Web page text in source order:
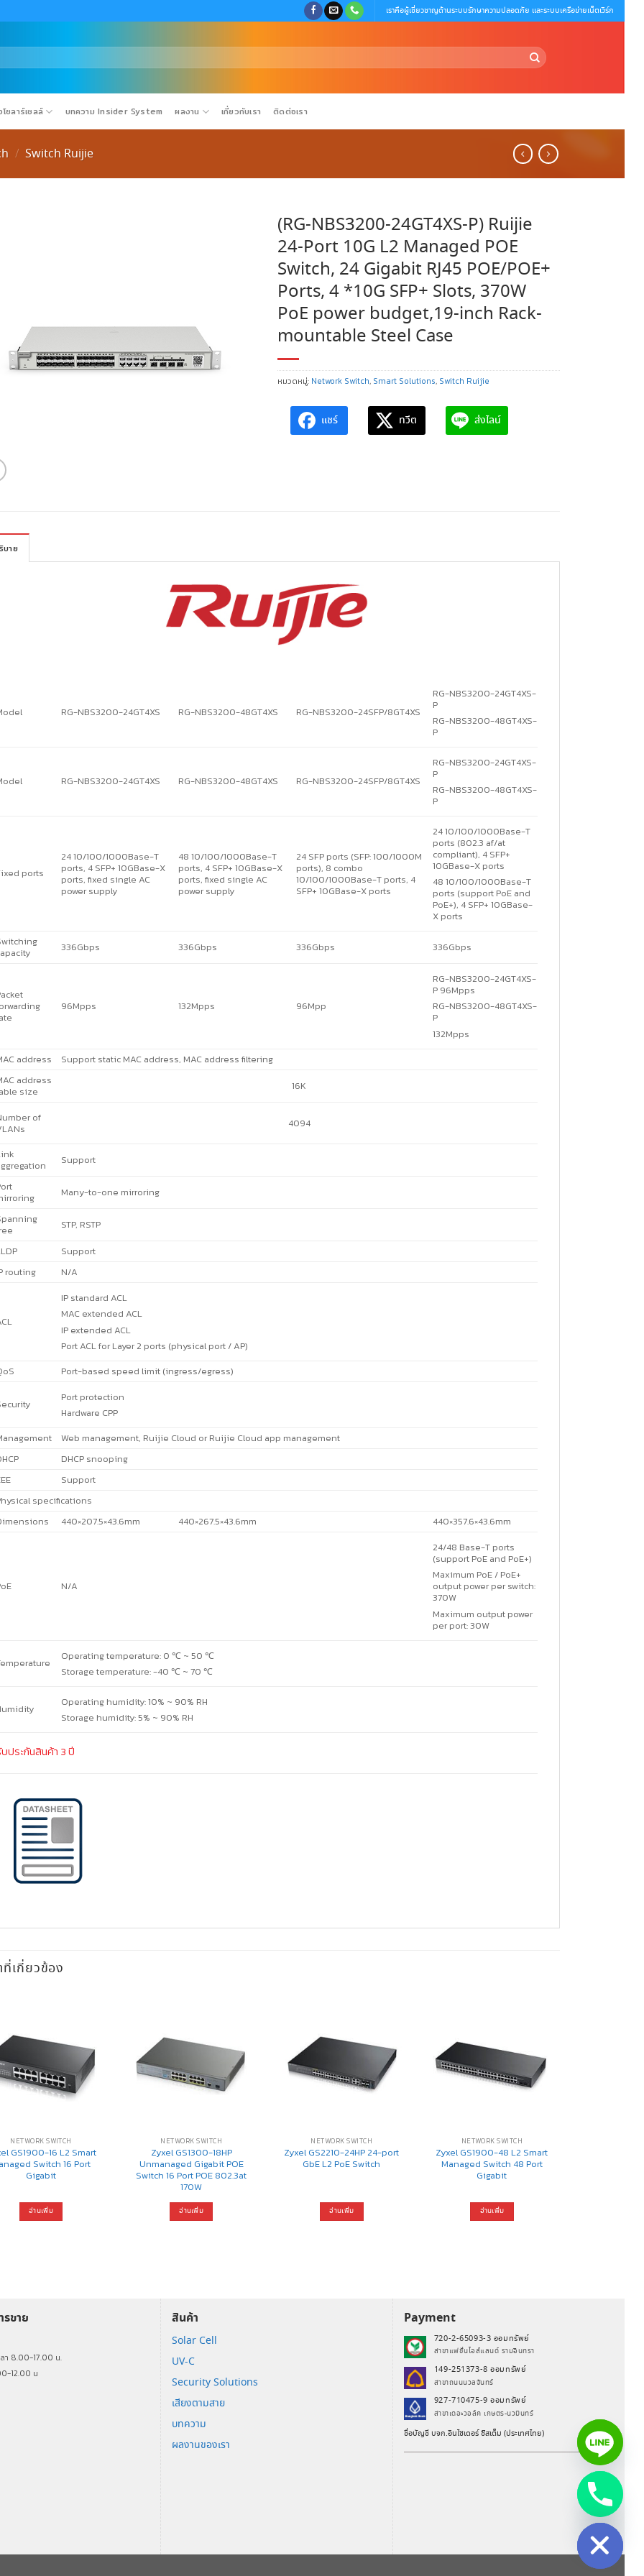
เราคือผู้เชี่ยวชาญด้านระบบรักษาความปลอดภัย และระบบเครือข่ายเน็ตเวิร์ก
ซลาร์เซลล์ บทความ Insider System ผลงาน เกี่ยวกับเรา ติดต่อเรา
/ Switch Ruijie
(RG-NBS3200-24GT4XS-P) Ruijie
24-Port 10G L2 Managed POE
Switch, 24 Gigabit RJ45 POE/POE+
Ports, 4 *10G SFP+ Slots, 370W
PoE power budget,19-inch Rack-
mountable Steel Case
หมวดหมู่: Network Switch, Smart Solutions, Switch Ruijie
แชร์ ทวีต ส่งไลน์
บาย
RG-NBS3200-24GT4XS RG-NBS3200-48GT4XS RG-NBS3200-24SFP/8GT4XS
RG-NBS3200-24GT4XS-
P
RG-NBS3200-48GT4XS-
P
RG-NBS3200-24GT4XS RG-NBS3200-48GT4XS RG-NBS3200-24SFP/8GT4XS
RG-NBS3200-24GT4XS-
P
RG-NBS3200-48GT4XS-
P
ports
24 10/100/1000Base-T
ports, 4 SFP+ 10GBase-X
ports, fixed single AC
power supply
48 10/100/1000Base-T
ports, 4 SFP+ 10GBase-X
ports, fixed single AC
power supply
24 SFP ports (SFP: 100/1000M
ports), 8 combo
10/100/1000Base-T ports, 4
SFP+ 10GBase-X ports
24 10/100/1000Base-T
ports (802.3 af/at
compliant), 4 SFP+
10GBase-X ports
48 10/100/1000Base-T
ports (support PoE and
PoE+), 4 SFP+ 10GBase-
X ports
336Gbps 336Gbps 336Gbps 336Gbps
96Mpps 132Mpps 96Mpp
RG-NBS3200-24GT4XS-
P 96Mpps
RG-NBS3200-48GT4XS-
P
132Mpps
address
Support static MAC address, MAC address filtering
address
size
16K
of
4094
Support
Many-to-one mirroring
STP, RSTP
Support
routing
N/A
IP standard ACL
MAC extended ACL
IP extended ACL
Port ACL for Layer 2 ports (physical port / AP)
Port-based speed limit (ingress/egress)
Port protection
Hardware CPP
Web management, Ruijie Cloud or Ruijie Cloud app management
DHCP snooping
Support
specifications
440×207.5×43.6mm 440×267.5×43.6mm 440×357.6×43.6mm
N/A
24/48 Base-T ports
(support PoE and PoE+)
Maximum PoE / PoE+
output power per switch:
370W
Maximum output power
per port: 30W
Operating temperature: 0 ℃ ~ 50 ℃
Storage temperature: -40 ℃ ~ 70 ℃
Operating humidity: 10% ~ 90% RH
Storage humidity: 5% ~ 90% RH
ประกันสินค้า 3 ปี
เกี่ยวข้อง
NETWORK SWITCH
GS1900-16 L2 Smart
Switch 16 Port
Gigabit
อ่านเพิ่ม
NETWORK SWITCH
Zyxel GS1300-18HP
Unmanaged Gigabit POE
Switch 16 Port POE 802.3at
170W
อ่านเพิ่ม
NETWORK SWITCH
Zyxel GS2210-24HP 24-port
GbE L2 PoE Switch
อ่านเพิ่ม
NETWORK SWITCH
Zyxel GS1900-48 L2 Smart
Managed Switch 48 Port
Gigabit
อ่านเพิ่ม
ขาย
า 8.00-17.00 น.
12.00 น
สินค้า
Solar Cell
UV-C
Security Solutions
เสียงตามสาย
บทความ
ผลงานของเรา
Payment
720-2-65093-3 ออมทรัพย์
สาขาแฟชั่นไอส์แลนด์ รามอินทรา
149-251373-8 ออมทรัพย์
สาขาถนนนวลจันทร์
927-710475-9 ออมทรัพย์
สาขาเดอะวอล์ค เกษตร-นวมินทร์
ชื่อบัญชี บจก.อินไซเดอร์ ซิสเต็ม (ประเทศไทย)
Hide
chaty